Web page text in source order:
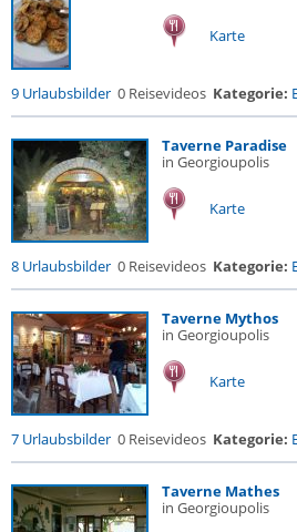
Karte
9 Urlaubsbilder 0 Reisevideos Kategorie:
Taverne Paradise
in Georgioupolis
Karte
8 Urlaubsbilder 0 Reisevideos Kategorie:
Taverne Mythos
in Georgioupolis
Karte
7 Urlaubsbilder 0 Reisevideos Kategorie:
Taverne Mathes
in Georgioupolis